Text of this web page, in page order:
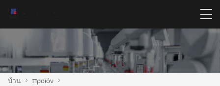
บ้าน > προϊόν >